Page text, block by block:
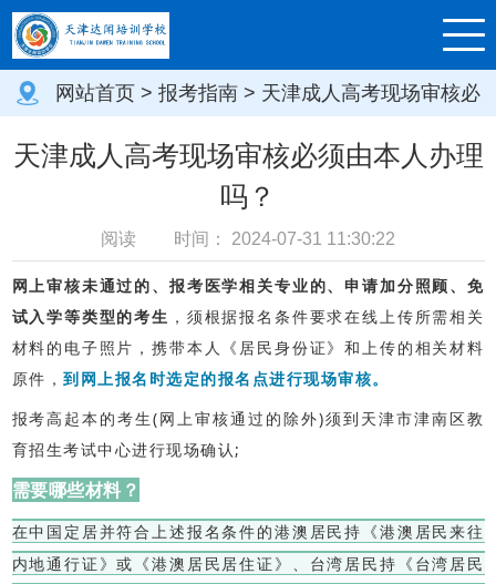
网站首页 > 报考指南 > 天津成人高考现场审核必
须由本人办理吗？
天津成人高考现场审核必须由本人办理
吗？
阅读 时间： 2024-07-31 11:30:22
网上审核未通过的、报考医学相关专业的、申请加分照顾、免
试入学等类型的考生 ，须根据报名条件要求在线上传所需相关
材料的电子照片，携带本人《居民身份证》和上传的相关材料
原件， 到网上报名时选定的报名点进行现场审核。
报考高起本的考生(网上审核通过的除外)须到天津市津南区教
育招生考试中心进行现场确认;
需要哪些材料？
在中国定居并符合上述报名条件的港澳居民持《港澳居民来往
内地通行证》或《港澳居民居住证》、台湾居民持《台湾居民